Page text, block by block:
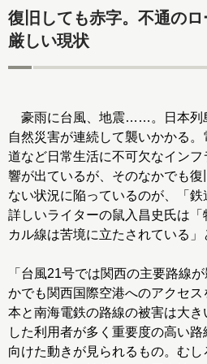
復旧しても赤字。不通の
厳しい現状
豪雨に台風、地震……。日本列
自然災害が連続して襲いかかる
道など日常生活に不可欠なイン
響が出ているが、そのなかでも復
ない状況に陥っているのが、「鉄
詳しいライターの鼠入昌史氏は「
カル線は苦境に立たされている」
「台風21号では関西の主要路線
かでも関西国際空港へのアクセス
本と南海電鉄の路線の被害は大き
した利用者が多く重要度の高い路
向けた動きが見られるもの。むし